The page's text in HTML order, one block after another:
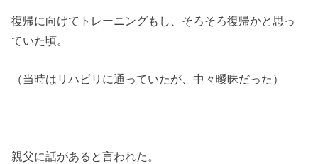
復帰に向けてトレーニングもし、そろそろ復帰かと思っ
ていた頃。
（当時はリハビリに通っていたが、中々曖昧だった）
親父に話があると言われた。